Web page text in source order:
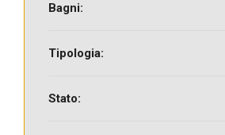
Bagni:
Tipologia:
Stato: